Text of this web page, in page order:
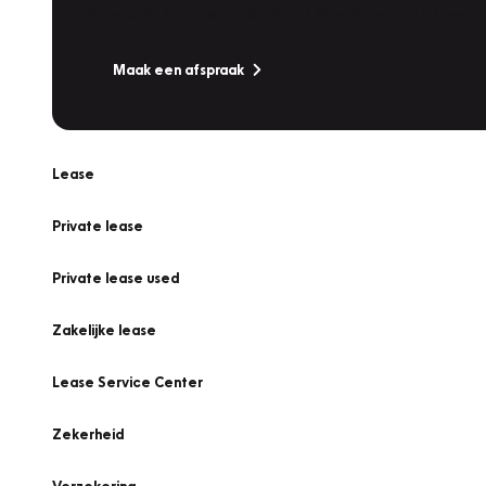
Maak een afspraak
Lease
Private lease
Private lease used
Zakelijke lease
Lease Service Center
Zekerheid